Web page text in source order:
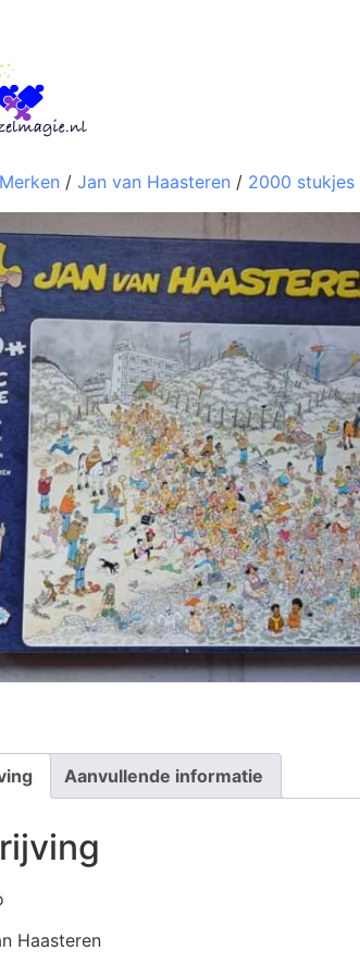
/ Jan van Haasteren / 2000 stukjes
Aanvullende informatie
Haasteren